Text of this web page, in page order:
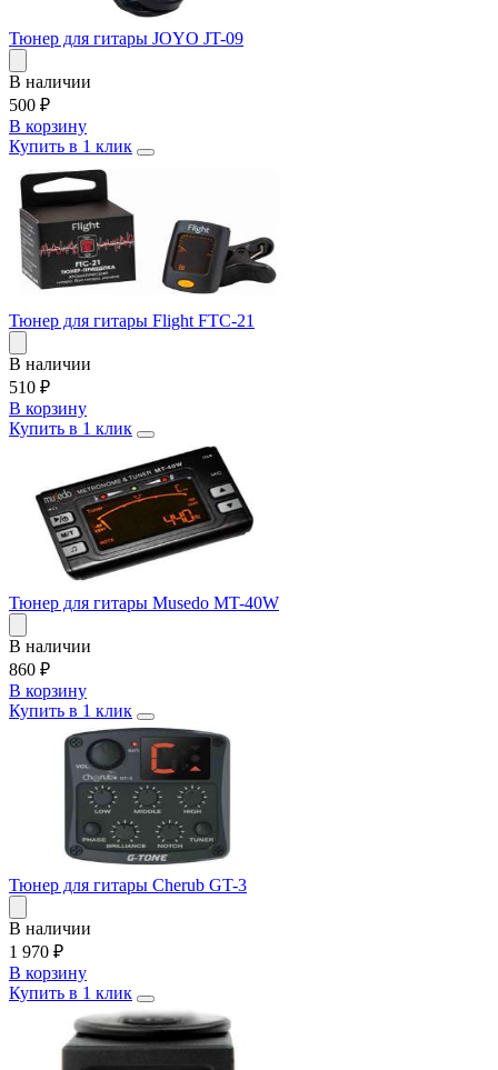
Тюнер для гитары JOYO JT-09
В наличии
500 ₽
В корзину
Купить в 1 клик
Тюнер для гитары Flight FTC-21
В наличии
510 ₽
В корзину
Купить в 1 клик
Тюнер для гитары Musedo MT-40W
В наличии
860 ₽
В корзину
Купить в 1 клик
Тюнер для гитары Cherub GT-3
В наличии
1 970 ₽
В корзину
Купить в 1 клик